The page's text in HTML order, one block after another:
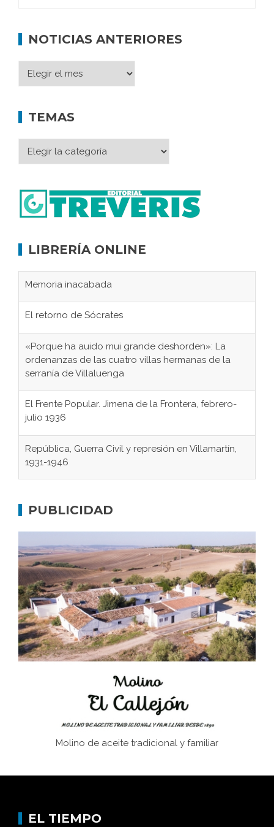
NOTICIAS ANTERIORES
TEMAS
LIBRERÍA ONLINE
Memoria inacabada
El retorno de Sócrates
«Porque ha auido mui grande deshorden»: La
ordenanzas de las cuatro villas hermanas de la
serranía de Villaluenga
El Frente Popular. Jimena de la Frontera, febrero-
julio 1936
República, Guerra Civil y represión en Villamartín,
1931-1946
Gaditanos deportados a campos de
El Frente Popular. Ubrique, febrero-julio 1936
Juntar las letras. La alfabetización en el campo: del
afán de saber a la autogestión
Historia y vivencias del poblado de Los Hurones
PUBLICIDAD
Molino de aceite tradicional y familiar
EL TIEMPO